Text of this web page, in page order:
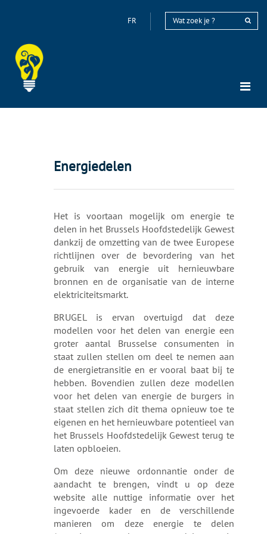
FR
Energiedelen
Het is voortaan mogelijk om energie te
delen in het Brussels Hoofdstedelijk Gewest
dankzij de omzetting van de twee Europese
richtlijnen over de bevordering van het
gebruik van energie uit hernieuwbare
bronnen en de organisatie van de interne
elektriciteitsmarkt.
BRUGEL is ervan overtuigd dat deze
modellen voor het delen van energie een
groter aantal Brusselse consumenten in
staat zullen stellen om deel te nemen aan
de energietransitie en er vooral baat bij te
hebben. Bovendien zullen deze modellen
voor het delen van energie de burgers in
staat stellen zich dit thema opnieuw toe te
eigenen en het hernieuwbare potentieel van
het Brussels Hoofdstedelijk Gewest terug te
laten opbloeien.
Om deze nieuwe ordonnantie onder de
aandacht te brengen, vindt u op deze
website alle nuttige informatie over het
ingevoerde kader en de verschillende
manieren om deze energie te delen